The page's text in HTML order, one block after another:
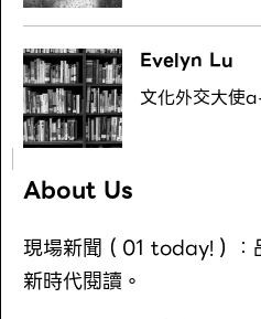
Evelyn Lu
文化外交大使
About Us
現場新聞（01 today!）：
新時代閱讀。